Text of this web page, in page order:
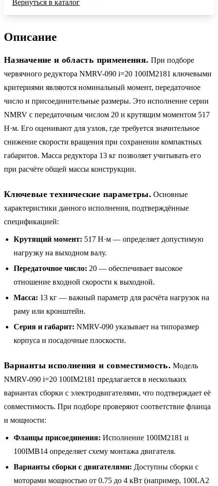
Вернуться в каталог
Описание
Назначение и область применения. При подборе
червячного редуктора NMRV-090 i=20 100IM2181 ключевыми
критериями являются номинальный момент, передаточное
число и присоединительные размеры. Это исполнение серии
NMRV с передаточным числом 20 и крутящим моментом 517
Н·м. Его оценивают для узлов, где требуется значительное
снижение скорости вращения при сохранении компактных
габаритов. Масса редуктора 13 кг позволяет учитывать его
при расчёте общей массы конструкции.
Ключевые технические параметры. Основные
характеристики данного исполнения, подтверждённые
спецификацией:
Крутящий момент: 517 Н·м — определяет допустимую
нагрузку на выходном валу.
Передаточное число: 20 — обеспечивает высокое
отношение входной скорости к выходной.
Масса: 13 кг — важный параметр для расчёта нагрузок на
раму или кронштейн.
Серия и габарит: NMRV-090 указывает на типоразмер
корпуса и посадочные плоскости.
Варианты исполнения и совместимость. Модель
NMRV-090 i=20 100IM2181 предлагается в нескольких
вариантах сборки с электродвигателями, что подтверждает её
совместимость. При подборе проверяют соответствие фланца
и мощности:
Фланцы присоединения: Исполнение 100IM2181 и
100IMB14 определяет схему монтажа двигателя.
Варианты сборки с двигателями: Доступны сборки с
моторами мощностью от 0.75 до 4 кВт (например, 100LA2